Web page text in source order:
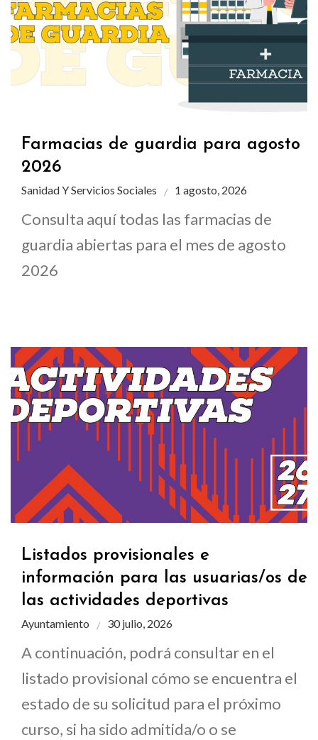
Farmacias de guardia para agosto
2026
Sanidad Y Servicios Sociales 1 agosto, 2026
Consulta aquí todas las farmacias de
guardia abiertas para el mes de agosto
2026
Listados provisionales e
información para las usuarias/os de
las actividades deportivas
Ayuntamiento 30 julio, 2026
A continuación, podrá consultar en el
listado provisional cómo se encuentra el
estado de su solicitud para el próximo
curso, si ha sido admitida/o o se